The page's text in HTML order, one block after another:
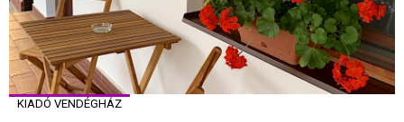
KIADÓ VENDÉGHÁZ